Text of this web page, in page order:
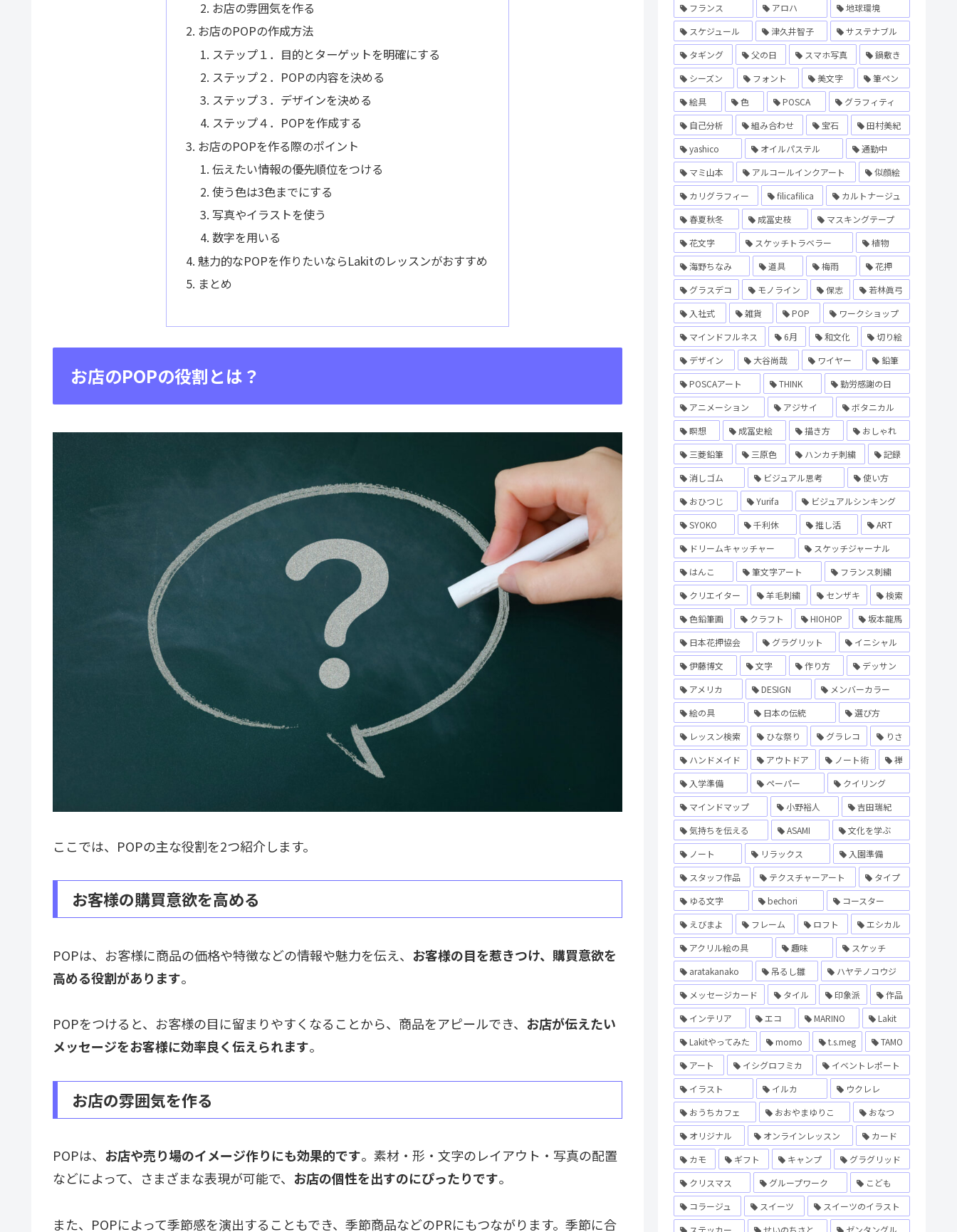
お店の雰囲気を作る
お店のPOPの作成方法
ステップ１．目的とターゲットを明確にする
ステップ２．POPの内容を決める
ステップ３．デザインを決める
ステップ４．POPを作成する
お店のPOPを作る際のポイント
伝えたい情報の優先順位をつける
使う色は3色までにする
写真やイラストを使う
数字を用いる
魅力的なPOPを作りたいならLakitのレッスンがおすすめ
まとめ
お店のPOPの役割とは？
ここでは、POPの主な役割を2つ紹介します。
お客様の購買意欲を高める
POPは、お客様に商品の価格や特徴などの情報や魅力を伝え、 お客様の目を惹きつけ、購買意欲を
高める役割があります。
POPをつけると、お客様の目に留まりやすくなることから、商品をアピールでき、 お店が伝えたい
メッセージをお客様に効率良く伝えられます。
お店の雰囲気を作る
POPは、 お店や売り場のイメージ作りにも効果的です。素材・形・文字のレイアウト・写真の配置
などによって、さまざまな表現が可能で、 お店の個性を出すのにぴったりです。
また、POPによって季節感を演出することもでき、季節商品などのPRにもつながります。季節に合
フランス
アロハ
地球環境
スケジュール
津久井智子
サステナブル
タギング
父の日 スマホ写真
鍋敷き
シーズン
フォント 美文字
筆ペン
絵具
色 POSCA
グラフィティ
自己分析
組み合わせ 宝石
田村美紀
yashico
オイルパステル
通勤中
マミ山本
アルコールインクアート
似顔絵
カリグラフィー
filicafilica
カルトナージュ
春夏秋冬
成冨史枝
マスキングテープ
花文字
スケッチトラベラー
植物
海野ちなみ
道具 梅雨
花押
グラスデコ
モノライン 保志
若林眞弓
入社式
雑貨 POP
ワークショップ
マインドフルネス
6月 和文化
切り絵
デザイン
大谷尚哉 ワイヤー
鉛筆
POSCAアート
THINK
勤労感謝の日
アニメーション
アジサイ
ボタニカル
瞑想
成冨史絵 描き方
おしゃれ
三菱鉛筆
三原色 ハンカチ刺繍
記録
消しゴム
ビジュアル思考
使い方
おひつじ
Yurifa
ビジュアルシンキング
SYOKO
千利休 推し活
ART
ドリームキャッチャー
スケッチジャーナル
はんこ
筆文字アート
フランス刺繍
クリエイター
羊毛刺繍 センザキ
検索
色鉛筆画
クラフト HIOHOP
坂本龍馬
日本花押協会
グラグリット
イニシャル
伊藤博文
文字 作り方
デッサン
アメリカ
DESIGN
メンバーカラー
絵の具
日本の伝統
選び方
レッスン検索
ひな祭り グラレコ
りさ
ハンドメイド
アウトドア ノート術
禅
入学準備
ペーパー
クイリング
マインドマップ
小野裕人
吉田瑞紀
気持ちを伝える
ASAMI
文化を学ぶ
ノート
リラックス
入園準備
スタッフ作品
テクスチャーアート
タイプ
ゆる文字
bechori
コースター
えびまよ
フレーム ロフト
エシカル
アクリル絵の具
趣味
スケッチ
aratakanako
吊るし雛
ハヤテノコウジ
メッセージカード
タイル 印象派
作品
インテリア
エコ MARINO
Lakit
Lakitやってみた
momo t.s.meg
TAMO
アート
イシグロフミカ
イベントレポート
イラスト
イルカ
ウクレレ
おうちカフェ
おおやまゆりこ
おなつ
オリジナル
オンラインレッスン
カード
カモ
ギフト キャンプ
グラグリッド
クリスマス
グループワーク
こども
コラージュ
スイーツ
スイーツのイラスト